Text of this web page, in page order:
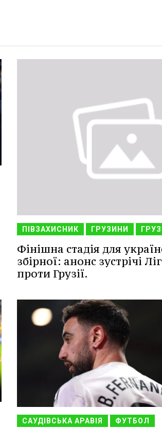
ПІВЗАХИСНИК ГРУЗИНИ
Фінішна стадія для
збірної: анонс зустрічі
проти Грузії.
САУДІВСЬКА АРАВІЯ ФУТБОЛ